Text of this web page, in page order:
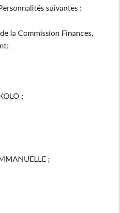
suivantes :
la Commission Finances,
;
;